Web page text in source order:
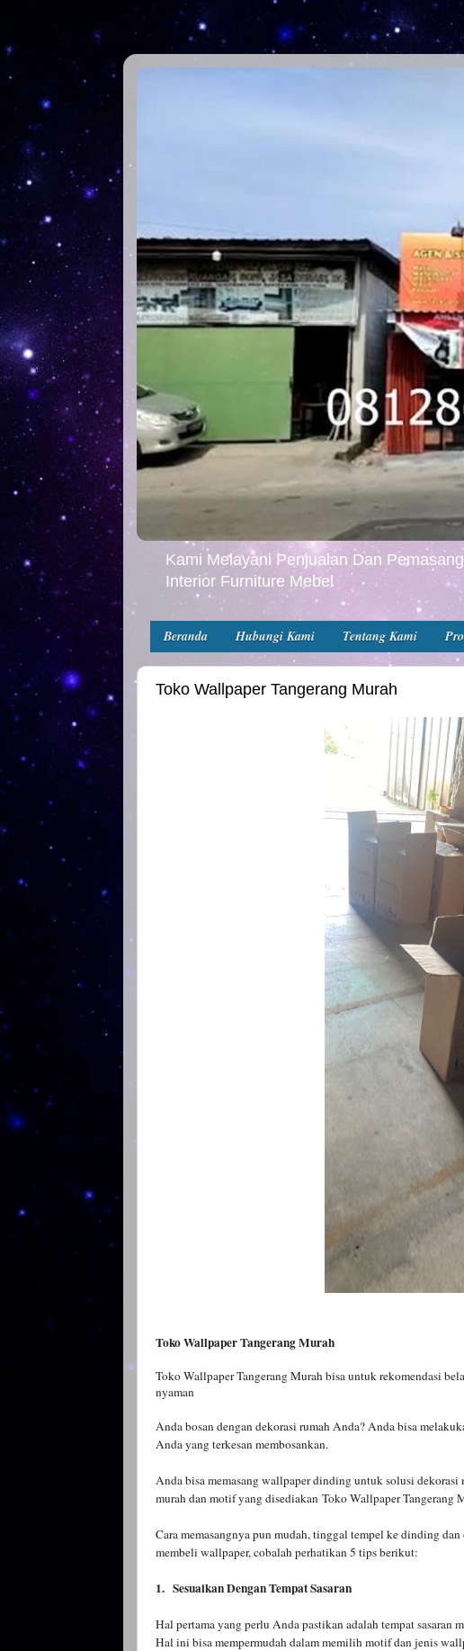
Kami Melayani Penjualan Dan
Interior Furniture Mebel
Beranda Hubungi Kami Tentang Kami
Toko Wallpaper Tangerang Murah
Toko Wallpaper Tangerang Murah
Toko Wallpaper Tangerang Murah bisa untuk rekomendasi
nyaman
Anda bosan dengan dekorasi rumah Anda? Anda bisa
Anda yang terkesan membosankan.
Anda bisa memasang wallpaper dinding untuk solusi
murah dan motif yang disediakan Toko Wallpaper Tangerang
Cara memasangnya pun mudah, tinggal tempel ke dinding
membeli wallpaper, cobalah perhatikan 5 tips berikut:
1. Sesuaikan Dengan Tempat Sasaran
Hal pertama yang perlu Anda pastikan adalah tempat sasaran
Hal ini bisa mempermudah dalam memilih motif dan jenis